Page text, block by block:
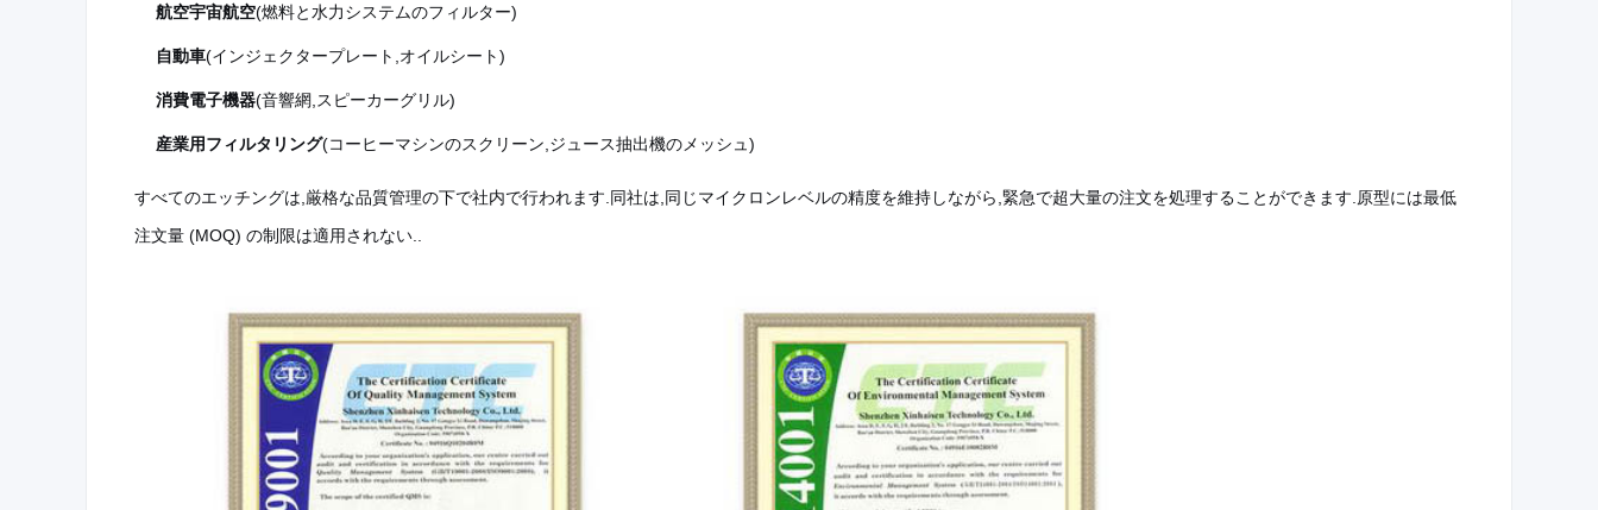
航空宇宙航空(燃料と水力システムのフィルター)
自動車(インジェクタープレート,オイルシート)
消費電子機器(音響網,スピーカーグリル)
産業用フィルタリング(コーヒーマシンのスクリーン,ジュース抽出機のメッシュ)
すべてのエッチングは,厳格な品質管理の下で社内で行われます.同社は,同じマイクロンレベルの精度を維持しながら,緊急で超大量の注文を処理することができます.原型には最低
注文量 (MOQ) の制限は適用されない..